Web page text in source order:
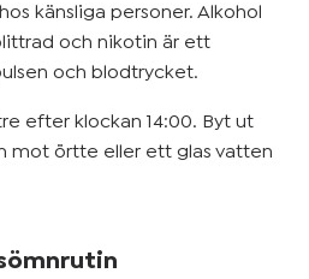
känsliga personer. Alkohol
och nikotin är ett
och blodtrycket.
efter klockan 14:00. Byt ut
mot örtte eller ett glas vatten